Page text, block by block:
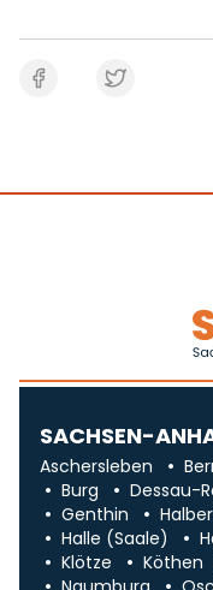
SACHSEN-
Aschersleben
Burg
Dessau-
Genthin
Halle (Saale)
Klötze
Köthen